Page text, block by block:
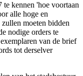
kennen 'hoe voortaan
alle hoge en
moeten bidden
nodige orders te
van de brief
tot derselver